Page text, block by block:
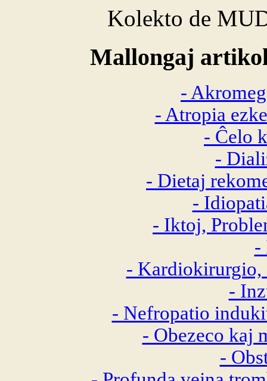
Kolekto de
Mallongaj
-
- Atropia
- Ĉelo
-
- Dietaj
-
- Iktoj,
-
- Kardiokirurgio,
-
- Nefropatio
- Obezeco kaj
-